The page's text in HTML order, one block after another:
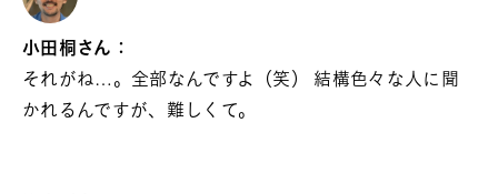
小田桐さん：
それがね…。全部なんですよ（笑） 結構色々な人に聞
かれるんですが、難しくて。